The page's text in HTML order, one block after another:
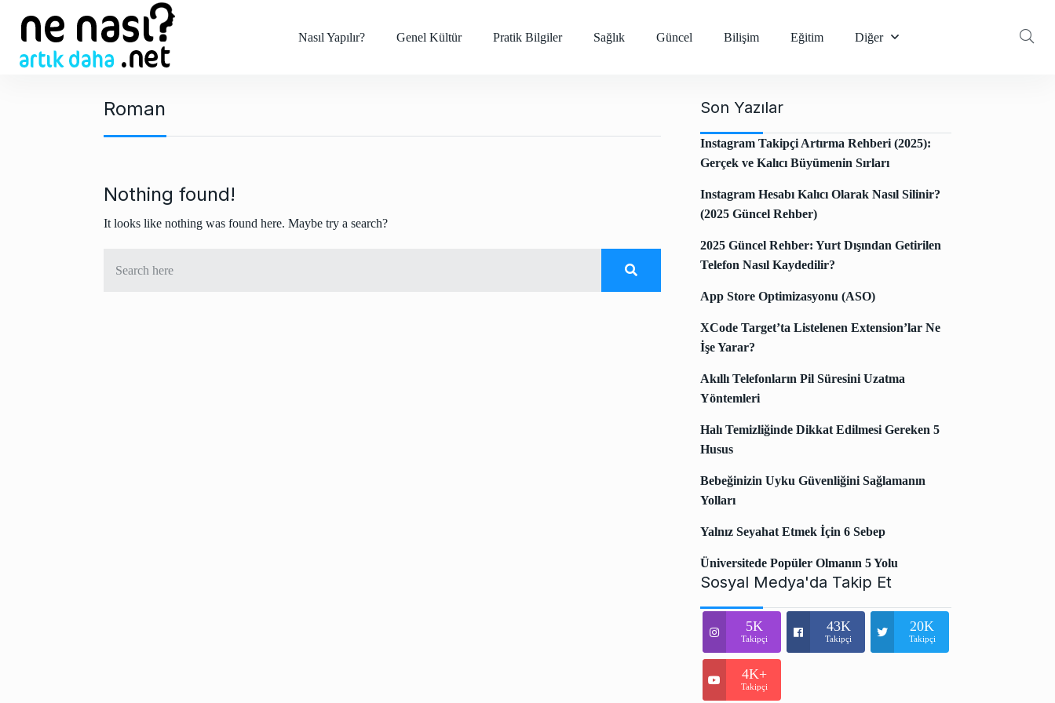
Nasıl Yapılır? Genel Kültür Pratik Bilgiler Sağlık Güncel Bilişim Eğitim Diğer
Roman
Nothing found!
It looks like nothing was found here. Maybe try a search?
Son Yazılar
Instagram Takipçi Artırma Rehberi (2025):
Gerçek ve Kalıcı Büyümenin Sırları
Instagram Hesabı Kalıcı Olarak Nasıl Silinir?
(2025 Güncel Rehber)
2025 Güncel Rehber: Yurt Dışından Getirilen
Telefon Nasıl Kaydedilir?
App Store Optimizasyonu (ASO)
XCode Target’ta Listelenen Extension’lar Ne
İşe Yarar?
Akıllı Telefonların Pil Süresini Uzatma
Yöntemleri
Halı Temizliğinde Dikkat Edilmesi Gereken 5
Husus
Bebeğinizin Uyku Güvenliğini Sağlamanın
Yolları
Yalnız Seyahat Etmek İçin 6 Sebep
Üniversitede Popüler Olmanın 5 Yolu
Sosyal Medya'da Takip Et
5K
Takipçi
43K
Takipçi
20K
Takipçi
4K+
Takipçi